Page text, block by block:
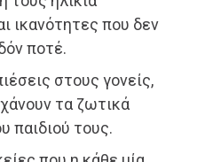
ικανότητες που δεν
ποτέ.
στους γονείς,
τα ζωτικά
παιδιού τους.